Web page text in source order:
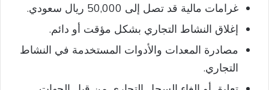
غرامات مالية قد تصل إلى 50,000 ريال سعودي.
إغلاق النشاط التجاري بشكل مؤقت أو دائم.
مصادرة المعدات والأدوات المستخدمة في النشاط
التجاري.